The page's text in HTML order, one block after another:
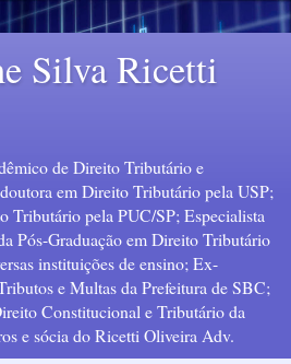
Silva Ricetti
de Direito Tributário e
em Direito Tributário pela USP;
Tributário pela PUC/SP; Especialista
Pós-Graduação em Direito Tributário
instituições de ensino; Ex-
e Multas da Prefeitura de SBC;
Constitucional e Tributário da
e sócia do Ricetti Oliveira Adv.